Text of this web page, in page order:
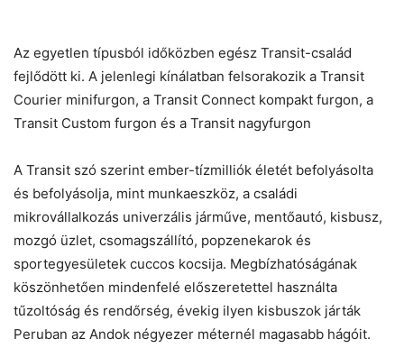
Az egyetlen típusból időközben egész Transit-család
fejlődött ki. A jelenlegi kínálatban felsorakozik a Transit
Courier minifurgon, a Transit Connect kompakt furgon, a
Transit Custom furgon és a Transit nagyfurgon
A Transit szó szerint ember-tízmilliók életét befolyásolta
és befolyásolja, mint munkaeszköz, a családi
mikrovállalkozás univerzális járműve, mentőautó, kisbusz,
mozgó üzlet, csomagszállító, popzenekarok és
sportegyesületek cuccos kocsija. Megbízhatóságának
köszönhetően mindenfelé előszeretettel használta
tűzoltóság és rendőrség, évekig ilyen kisbuszok járták
Peruban az Andok négyezer méternél magasabb hágóit.